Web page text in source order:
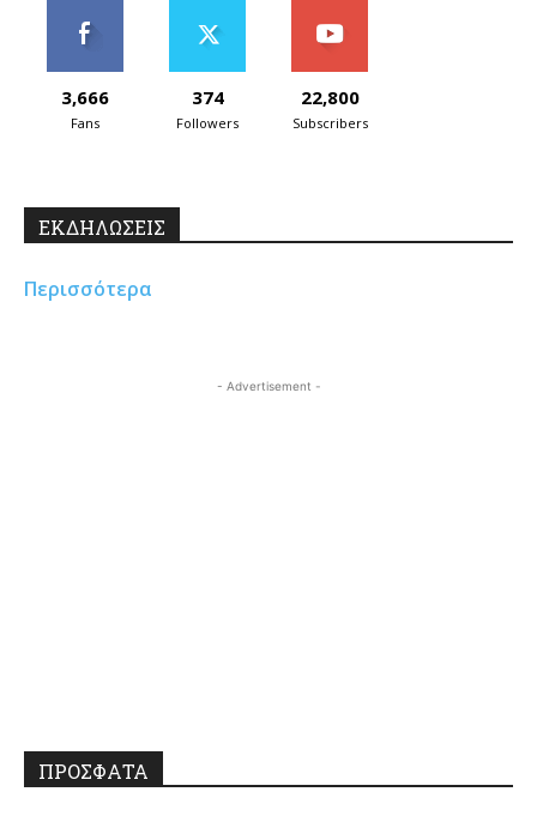
3,666
Fans
374
Followers
22,800
Subscribers
ΕΚΔΗΛΩΣΕΙΣ
Περισσότερα
- Advertisement -
ΠΡΟΣΦΑΤΑ